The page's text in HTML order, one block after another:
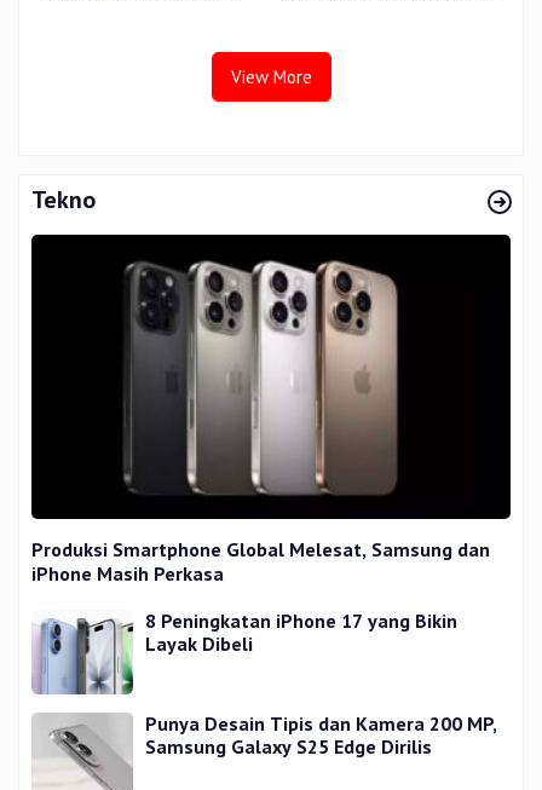
View More
Tekno
Produksi Smartphone Global Melesat, Samsung dan
iPhone Masih Perkasa
8 Peningkatan iPhone 17 yang Bikin
Layak Dibeli
Punya Desain Tipis dan Kamera 200 MP,
Samsung Galaxy S25 Edge Dirilis